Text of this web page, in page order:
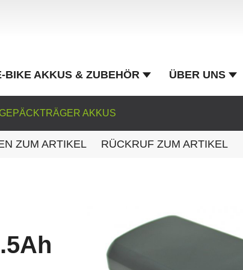
BIKE AKKUS & ZUBEHÖR ÜBER UNS
AKKUS
ZUM ARTIKEL RÜCKRUF ZUM ARTIKEL